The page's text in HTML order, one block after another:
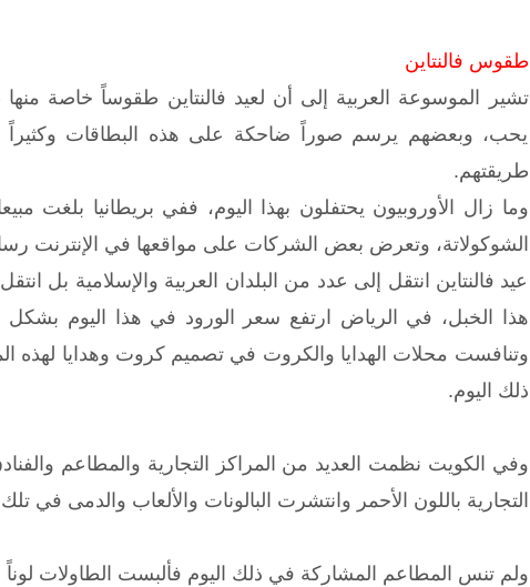
طقوس فالنتاين
تشير الموسوعة العربية إلى أن لعيد فالنتاين طقوساً خاصة
يحب، وبعضهم يرسم صوراً ضاحكة على هذه البطاقات وكثيراً
طريقتهم.
الشوكولاتة، وتعرض بعض الشركات على مواقعها في الإنترنت
عيد فالنتاين انتقل إلى عدد من البلدان العربية والإسلامية
وتنافست محلات الهدايا والكروت في تصميم كروت وهدايا لهذه
ذلك اليوم.
وفي الكويت نظمت العديد من المراكز التجارية والمطاعم
التجارية باللون الأحمر وانتشرت البالونات والألعاب والدمى في
ولم تنس المطاعم المشاركة في ذلك اليوم فألبست الطاولات لوناً